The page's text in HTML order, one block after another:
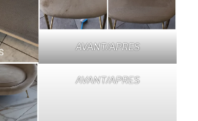
AVANT/APRES
AVANT/APRES